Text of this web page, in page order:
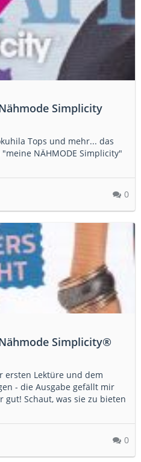
Simplicity
Tops und mehr... das
NÄHMODE Simplicity"
0
Simplicity®
ersten Lektüre und dem
- die Ausgabe gefällt mir
Schaut, was sie zu bieten
0